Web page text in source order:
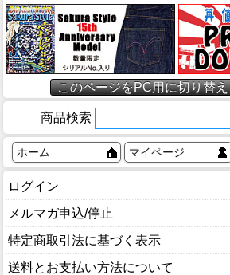
このページをPC用に切り替え
商品検索
ホーム マイページ
ログイン
メルマガ申込/停止
特定商取引法に基づく表示
送料とお支払い方法について